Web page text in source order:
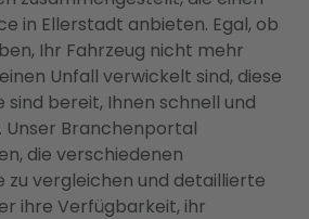
in Ellerstadt anbieten. Egal, ob
Ihr Fahrzeug nicht mehr
Unfall verwickelt sind, diese
bereit, Ihnen schnell und
Unser Branchenportal
die verschiedenen
zu vergleichen und detaillierte
ihre Verfügbarkeit, ihr